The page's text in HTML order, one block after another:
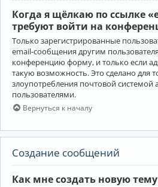
Когда я щёлкаю по ссылке
требуют войти на
Только зарегистрированные
email-сообщения другим
конференцию форму, и только если
такую возможность. Это сделано для
злоупотребления почтовой
пользователями.
Вернуться к началу
Создание сообщений
Как мне создать новую